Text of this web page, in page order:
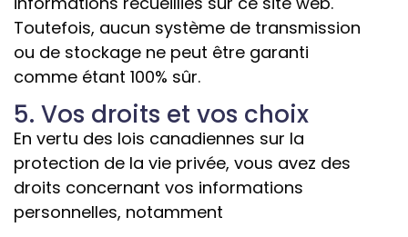
Toutefois, aucun système de transmission
ou de stockage ne peut être garanti
comme étant 100% sûr.
5. Vos droits et vos choix
En vertu des lois canadiennes sur la
protection de la vie privée, vous avez des
droits concernant vos informations
personnelles, notamment